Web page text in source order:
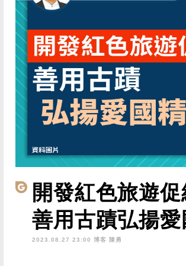
開發紅色旅遊
善用古蹟弘揚
2023.08.27 23:00 博客 陳勇